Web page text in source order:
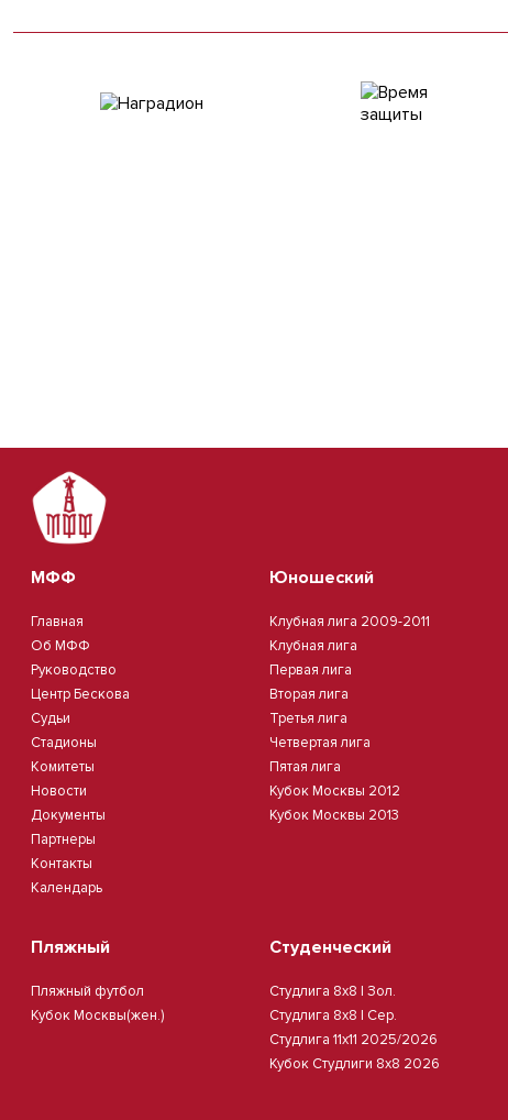
МФФ
Главная
Об МФФ
Руководство
Центр Бескова
Судьи
Стадионы
Комитеты
Новости
Документы
Партнеры
Контакты
Календарь
Юношеский
Клубная лига 2009-2011
Клубная лига
Первая лига
Вторая лига
Третья лига
Четвертая лига
Пятая лига
Кубок Москвы 2012
Кубок Москвы 2013
Пляжный
Пляжный футбол
Кубок Москвы(жен.)
Студенческий
Студлига 8х8 | Зол.
Студлига 8х8 | Сер.
Студлига 11х11 2025/2026
Кубок Студлиги 8х8 2026